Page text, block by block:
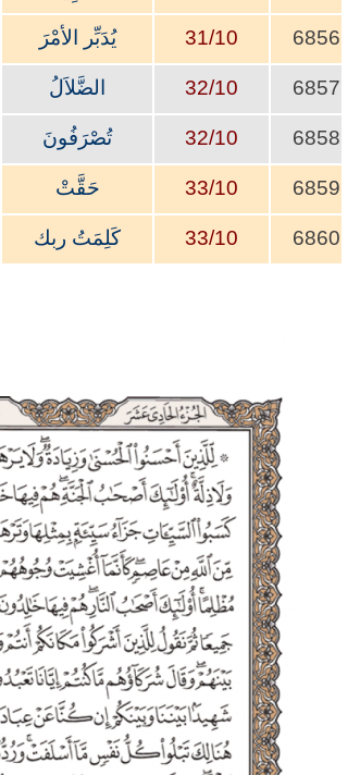
6856
31/10 يُدَبِّر الأمْرَ
6857
32/10 الضَّلاَلُ
6858
32/10 تُصْرَفُونَ
6859
33/10 حَقَّتْ
6860
33/10 كَلِمَتُ ربك